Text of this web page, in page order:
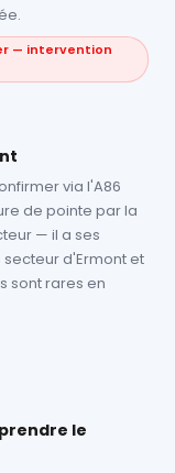
— intervention
via l'A86
de pointe par la
— il a ses
d'Ermont et
sont rares en
le